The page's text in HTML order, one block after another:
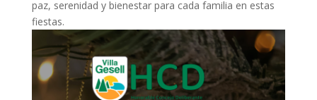
paz, serenidad y bienestar para cada familia en estas
fiestas.